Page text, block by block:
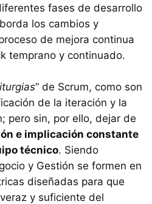
fases de desarrollo
los cambios y
de mejora continua
temprano y continuado.
” de Scrum, como son
de la iteración y la
pero sin, por ello, dejar de
e implicación constante
técnico. Siendo
y Gestión se formen en
diseñadas para que
y suficiente del